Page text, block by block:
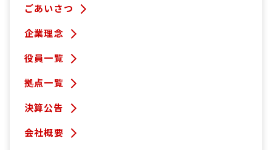
ごあいさつ
企業理念
役員一覧
拠点一覧
決算公告
会社概要